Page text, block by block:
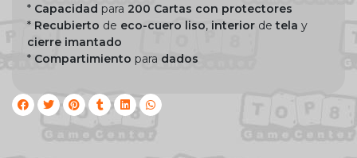
* Capacidad para 200 Cartas con protectores
* Recubierto de eco-cuero liso, interior detela y
cierre imantado
* Compartimiento para dados